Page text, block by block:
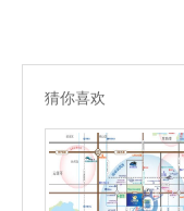
猜你喜欢